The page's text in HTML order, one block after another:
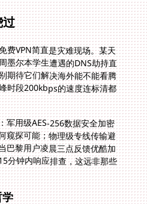
费VPN简直是灾难现场。某天
墨尔本学生遭遇的DNS劫持直
期待它们解决海外能不能看腾
段200kbps的速度连标清都
军用级AES-256数据安全加密
窥探可能；物理级专线传输避
巴黎用户凌晨三点反馈优酷加
分钟内响应排查，这远非那些